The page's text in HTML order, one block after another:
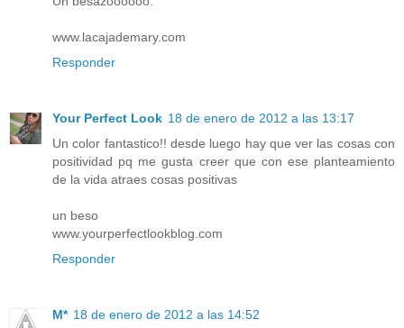
www.lacajademary.com
Responder
Your Perfect Look 18 de enero de 2012 a las 13:17
Un color fantastico!! desde luego hay que ver las cosas con
positividad pq me gusta creer que con ese planteamiento
de la vida atraes cosas positivas
un beso
www.yourperfectlookblog.com
Responder
M* 18 de enero de 2012 a las 14:52